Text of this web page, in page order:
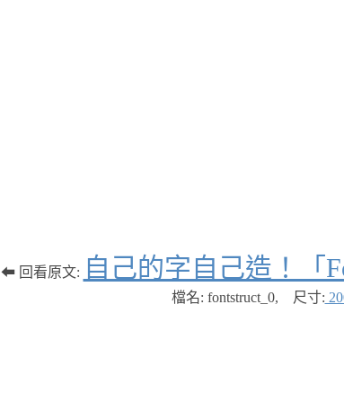
⬅ 回看原文: 自己的字自己造！「
檔名: fontstruct_0, 尺寸: